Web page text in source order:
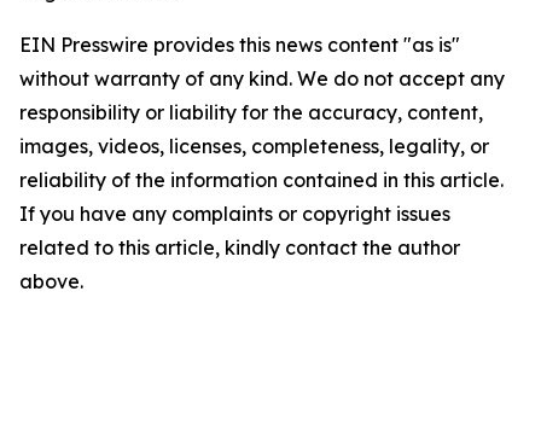
EIN Presswire provides this news content "as is"
without warranty of any kind. We do not accept any
responsibility or liability for the accuracy, content,
images, videos, licenses, completeness, legality, or
reliability of the information contained in this article.
If you have any complaints or copyright issues
related to this article, kindly contact the author
above.